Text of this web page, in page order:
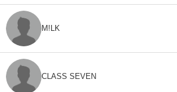
M!LK
CLASS SEVEN